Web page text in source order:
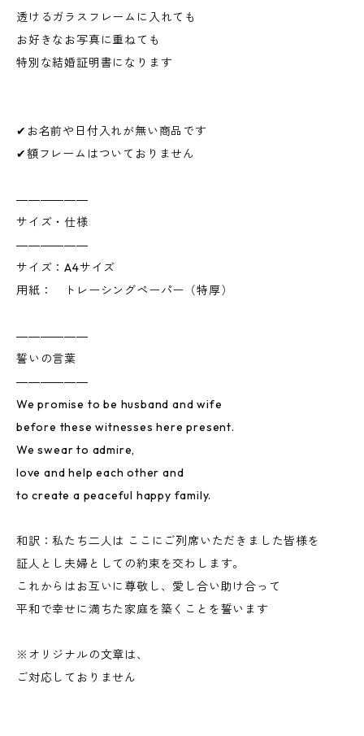
透けるガラスフレームに入れても
お好きなお写真に重ねても
特別な結婚証明書になります
✔お名前や日付入れが無い商品です
✔額フレームはついておりません
――――――
サイズ・仕様
――――――
サイズ：A4サイズ
用紙： トレーシングペーパー（特厚）
――――――
誓いの言葉
――――――
We promise to be husband and wife
before these witnesses here present.
We swear to admire,
love and help each other and
to create a peaceful happy family.
和訳：私たち二人は ここにご列席いただきました皆様を
証人とし夫婦としての約束を交わします。
これからはお互いに尊敬し、愛し合い助け合って
平和で幸せに満ちた家庭を築くことを誓います
※オリジナルの文章は、
ご対応しておりません